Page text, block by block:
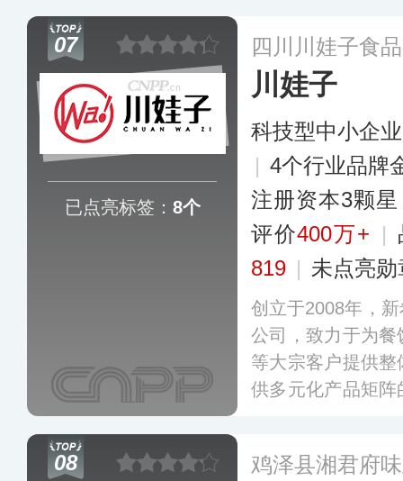
餐酱等多个系列
罐。更多
07
已点亮标签： 8个
四川川娃子食
川娃子
科技型中小企业
| 4个行业品牌
注册资本3颗星
评价400万+ |
819 | 未点亮勋
创立于2008年，
公司，致力于为
等大宗客户提供
供多元化产品矩
欧洲等国家和地
08 鸡泽县湘君府